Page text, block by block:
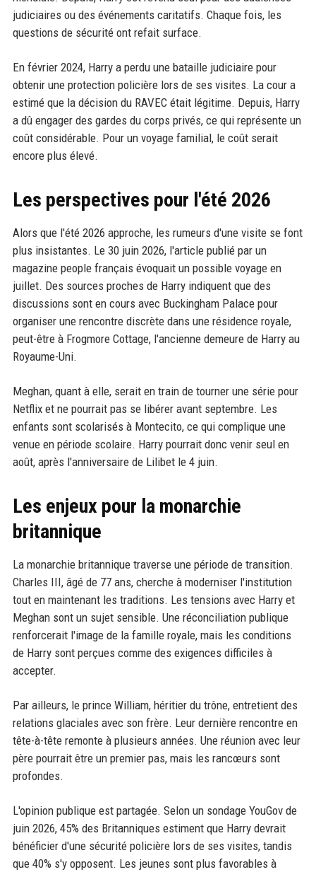
judiciaires ou des événements caritatifs. Chaque fois, les
questions de sécurité ont refait surface.
En février 2024, Harry a perdu une bataille judiciaire pour
obtenir une protection policière lors de ses visites. La cour a
estimé que la décision du RAVEC était légitime. Depuis, Harry
a dû engager des gardes du corps privés, ce qui représente un
coût considérable. Pour un voyage familial, le coût serait
encore plus élevé.
Les perspectives pour l'été 2026
Alors que l'été 2026 approche, les rumeurs d'une visite se font
plus insistantes. Le 30 juin 2026, l'article publié par un
magazine people français évoquait un possible voyage en
juillet. Des sources proches de Harry indiquent que des
discussions sont en cours avec Buckingham Palace pour
organiser une rencontre discrète dans une résidence royale,
peut-être à Frogmore Cottage, l'ancienne demeure de Harry au
Royaume-Uni.
Meghan, quant à elle, serait en train de tourner une série pour
Netflix et ne pourrait pas se libérer avant septembre. Les
enfants sont scolarisés à Montecito, ce qui complique une
venue en période scolaire. Harry pourrait donc venir seul en
août, après l'anniversaire de Lilibet le 4 juin.
Les enjeux pour la monarchie
britannique
La monarchie britannique traverse une période de transition.
Charles III, âgé de 77 ans, cherche à moderniser l'institution
tout en maintenant les traditions. Les tensions avec Harry et
Meghan sont un sujet sensible. Une réconciliation publique
renforcerait l'image de la famille royale, mais les conditions
de Harry sont perçues comme des exigences difficiles à
accepter.
Par ailleurs, le prince William, héritier du trône, entretient des
relations glaciales avec son frère. Leur dernière rencontre en
tête-à-tête remonte à plusieurs années. Une réunion avec leur
père pourrait être un premier pas, mais les rancœurs sont
profondes.
L'opinion publique est partagée. Selon un sondage YouGov de
juin 2026, 45% des Britanniques estiment que Harry devrait
bénéficier d'une sécurité policière lors de ses visites, tandis
que 40% s'y opposent. Les jeunes sont plus favorables à